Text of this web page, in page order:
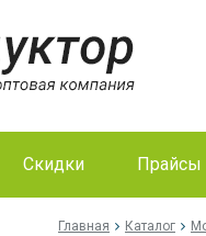
Скидки Прайсы
Главная Каталог